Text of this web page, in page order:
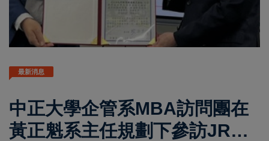
最新消息
中正大學企管系MBA訪問團在
黃正魁系主任規劃下參訪JR九